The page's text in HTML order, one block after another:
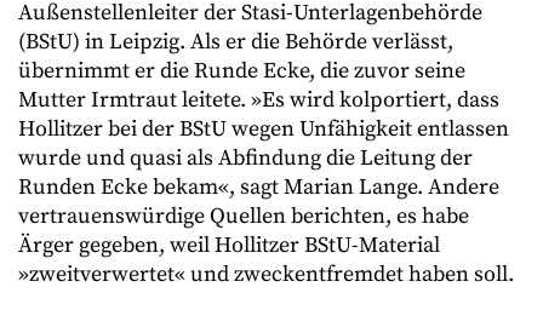
Außenstellenleiter der Stasi-Unterlagenbehörde
(BStU) in Leipzig. Als er die Behörde verlässt,
übernimmt er die Runde Ecke, die zuvor seine
Mutter Irmtraut leitete. »Es wird kolportiert, dass
Hollitzer bei der BStU wegen Unfähigkeit entlassen
wurde und quasi als Abfindung die Leitung der
Runden Ecke bekam«, sagt Marian Lange. Andere
vertrauenswürdige Quellen berichten, es habe
Ärger gegeben, weil Hollitzer BStU-Material
»zweitverwertet« und zweckentfremdet haben soll.